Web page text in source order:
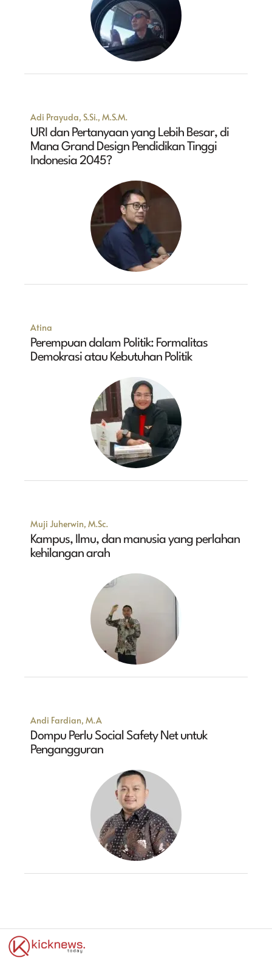
Adi Prayuda, S.Si., M.S.M.
URI dan Pertanyaan yang Lebih Besar, di
Mana Grand Design Pendidikan Tinggi
Indonesia 2045?
Atina
Perempuan dalam Politik: Formalitas
Demokrasi atau Kebutuhan Politik
Muji Juherwin, M.Sc.
Kampus, Ilmu, dan manusia yang perlahan
kehilangan arah
Andi Fardian, M.A
Dompu Perlu Social Safety Net untuk
Pengangguran